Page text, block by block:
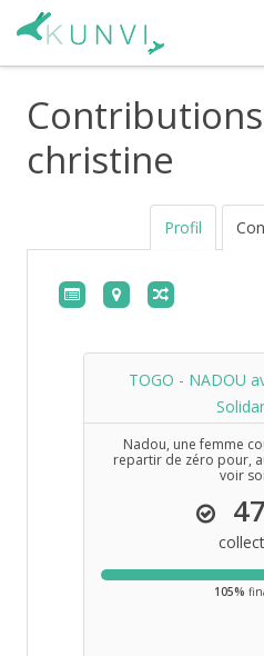
christine
Profil
TOGO - NADOU
Nadou, une femme
repartir de zéro pour,
voir
105%